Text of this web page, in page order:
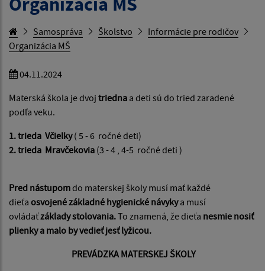
Samospráva Školstvo
Informácie pre rodičov
Organizácia MŠ
04.11.2024
Materská škola je dvoj triedna a deti sú do tried zaradené
podľa veku.
1. trieda Včielky( 5 - 6 ročné deti)
2. trieda Mravčekovia (3 - 4 , 4-5 ročné deti )
Pred nástupomdo materskej školy musí mať každé
dieťa osvojené základné hygienické návykya musí
ovládaťzáklady stolovania.To znamená, že dieťa nesmie nosiť
plienky a malo by vedieť jesť lyžicou.
PREVÁDZKA MATERSKEJ ŠKOLY